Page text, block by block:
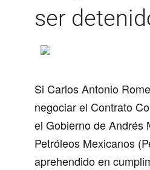
ser
Si Carlos Antonio
negociar el Contrato
el Gobierno deAndrés
Petróleos Mexicanos (
aprehendidoen